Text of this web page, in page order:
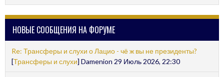
НОВЫЕ СООБЩЕНИЯ НА ФОРУМЕ
Re: Трансферы и слухи о Лацио - чё ж вы не президенты?
[Трансферы и слухи] Damenion 29 Июль 2026, 22:30